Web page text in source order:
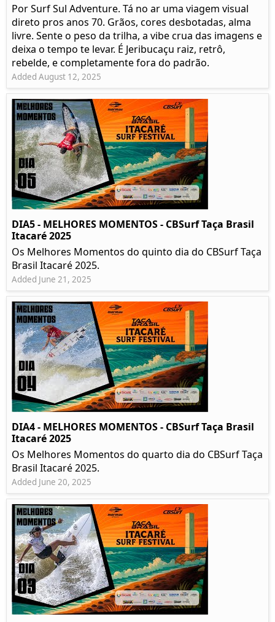
Por Surf Sul Adventure. Tá no ar uma viagem visual
direto pros anos 70. Grãos, cores desbotadas, alma
livre. Sente o peso da trilha, a vibe crua das imagens e
deixa o tempo te levar. É Jeribucaçu raiz, retrô,
rebelde, e completamente fora do padrão.
Added August 12, 2025
DIA5 - MELHORES MOMENTOS - CBSurf Taça Brasil
Itacaré 2025
Os Melhores Momentos do quinto dia do CBSurf Taça
Brasil Itacaré 2025.
Added June 21, 2025
DIA4 - MELHORES MOMENTOS - CBSurf Taça Brasil
Itacaré 2025
Os Melhores Momentos do quarto dia do CBSurf Taça
Brasil Itacaré 2025.
Added June 20, 2025